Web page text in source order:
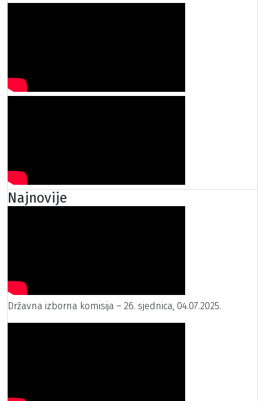
Najnovije
Državna izborna komisija – 26. sjednica, 04.07.2025.